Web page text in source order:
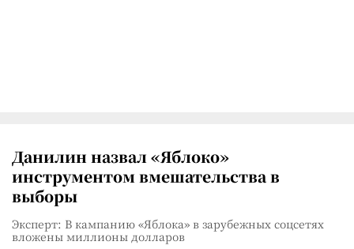
Данилин назвал «Яблоко»
инструментом вмешательства в
выборы
Эксперт: В кампанию «Яблока» в зарубежных соцсетях
вложены миллионы долларов